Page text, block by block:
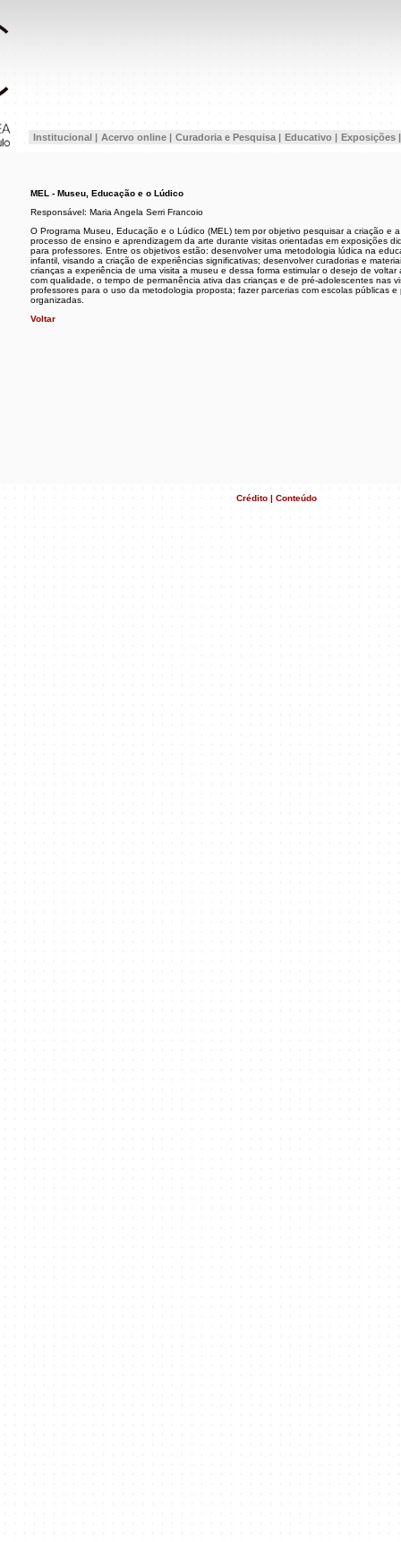
MEL - Museu, Educação e o Lúdico
Responsável: Maria Angela Serri Francoio
O Programa Museu, Educação e o Lúdico (MEL) tem por objetivo pesquisar a criação e
processo de ensino e aprendizagem da arte durante visitas orientadas em exposições
para professores. Entre os objetivos estão: desenvolver uma metodologia lúdica na
infantil, visando a criação de experiências significativas; desenvolver curadorias e
crianças a experiência de uma visita a museu e dessa forma estimular o desejo de
com qualidade, o tempo de permanência ativa das crianças e de pré-adolescentes nas
professores para o uso da metodologia proposta; fazer parcerias com escolas públicas
organizadas.
Voltar
Institucional | Acervo online | Curadoria e Pesquisa | Educativo | Exposições |
Crédito | Conteúdo